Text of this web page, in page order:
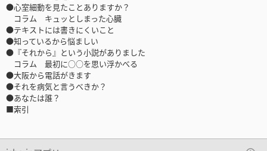
●心室細動を見たことありますか？
コラム キュッとしまった心臓
●テキストには書きにくいこと
●知っているから悩ましい
●『それから』という小説がありました
コラム 最初に○○を思い浮かべる
●大阪から電話がきます
●それを病気と言うべきか？
●あなたは誰？
■索引